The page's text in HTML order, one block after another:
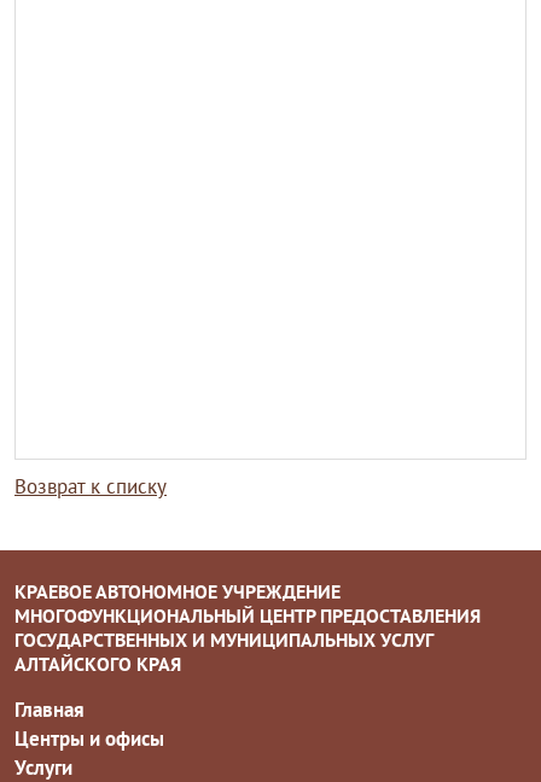
Возврат к списку
КРАЕВОЕ АВТОНОМНОЕ УЧРЕЖДЕНИЕ
МНОГОФУНКЦИОНАЛЬНЫЙ ЦЕНТР ПРЕДОСТАВЛЕНИЯ
ГОСУДАРСТВЕННЫХ И МУНИЦИПАЛЬНЫХ УСЛУГ
АЛТАЙСКОГО КРАЯ
Главная
Центры и офисы
Услуги